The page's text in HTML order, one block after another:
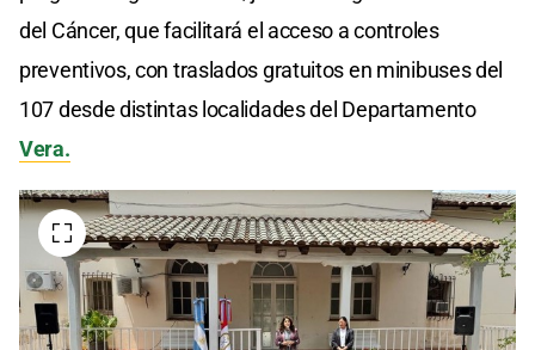
del Cáncer, que facilitará el acceso a controles
preventivos, con traslados gratuitos en minibuses del
107 desde distintas localidades del Departamento
Vera.